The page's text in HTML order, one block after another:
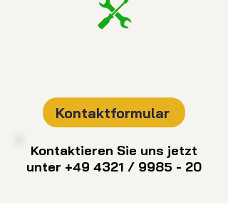
Kontaktformular
Kontaktieren Sie uns jetzt
unter +49 4321 / 9985 - 20